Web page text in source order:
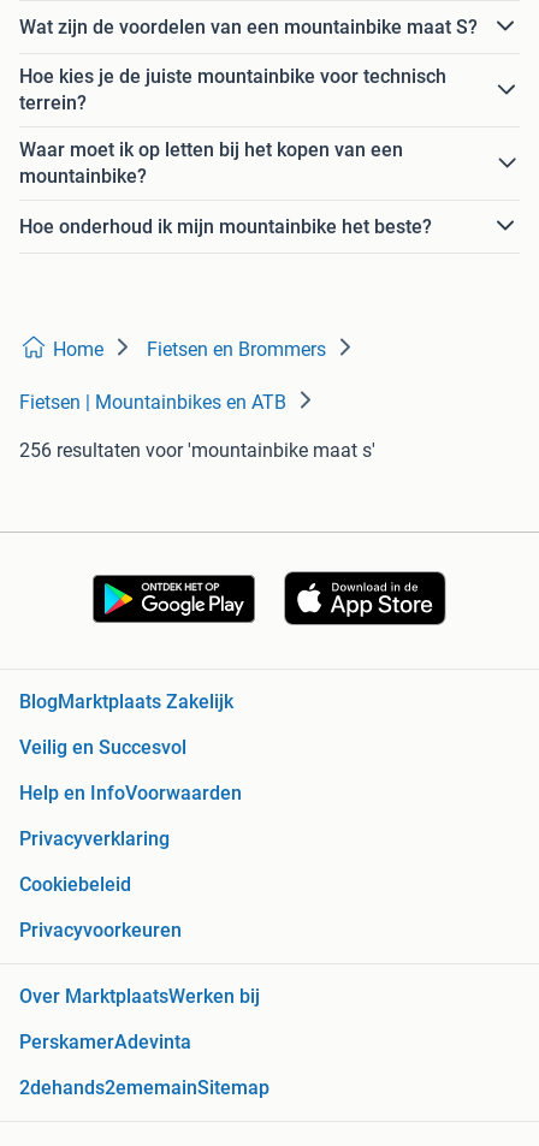
Wat zijn de voordelen van een mountainbike maat S?
Hoe kies je de juiste mountainbike voor technisch
terrein?
Waar moet ik op letten bij het kopen van een
mountainbike?
Hoe onderhoud ik mijn mountainbike het beste?
Home Fietsen en Brommers
Fietsen | Mountainbikes en ATB
256 resultaten voor 'mountainbike maat s'
BlogMarktplaats Zakelijk
Veilig en Succesvol
Help en InfoVoorwaarden
Privacyverklaring
Cookiebeleid
Privacyvoorkeuren
Over MarktplaatsWerken bij
PerskamerAdevinta
2dehands2ememainSitemap